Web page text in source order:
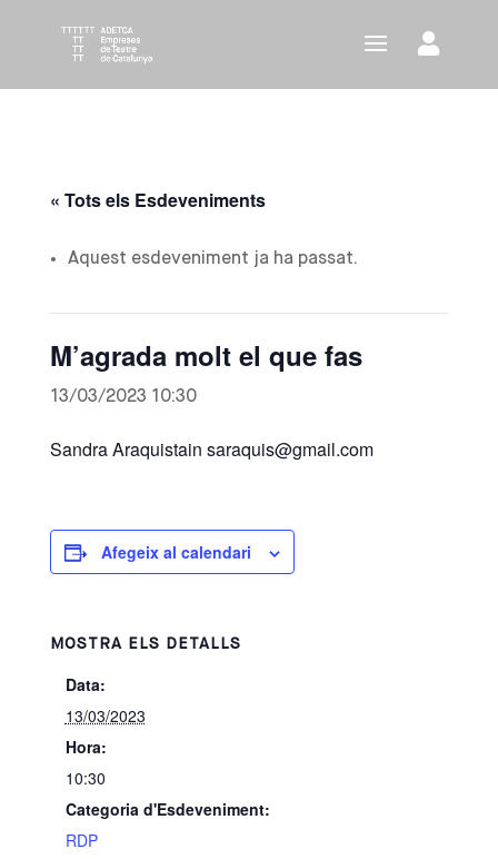
« Tots els Esdeveniments
Aquest esdeveniment ja ha passat.
M’agrada molt el que fas
13/03/2023 10:30
Sandra Araquistain saraquis@gmail.com
Afegeix al calendari
MOSTRA ELS DETALLS
Data:
13/03/2023
Hora:
10:30
Categoria d'Esdeveniment:
RDP